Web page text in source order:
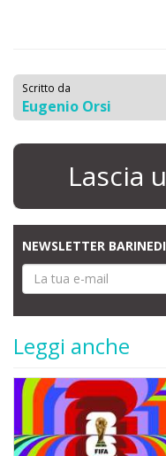
Scritto da
Eugenio Orsi
Lascia
NEWSLETTER
Leggi anche